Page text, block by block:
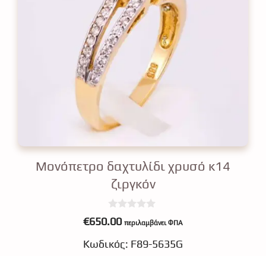
Μονόπετρο δαχτυλίδι χρυσό κ14
ζιργκόν
0
o
t
€650.00 περιλαμβάνει ΦΠΑ
Κωδικός: F89-5635G